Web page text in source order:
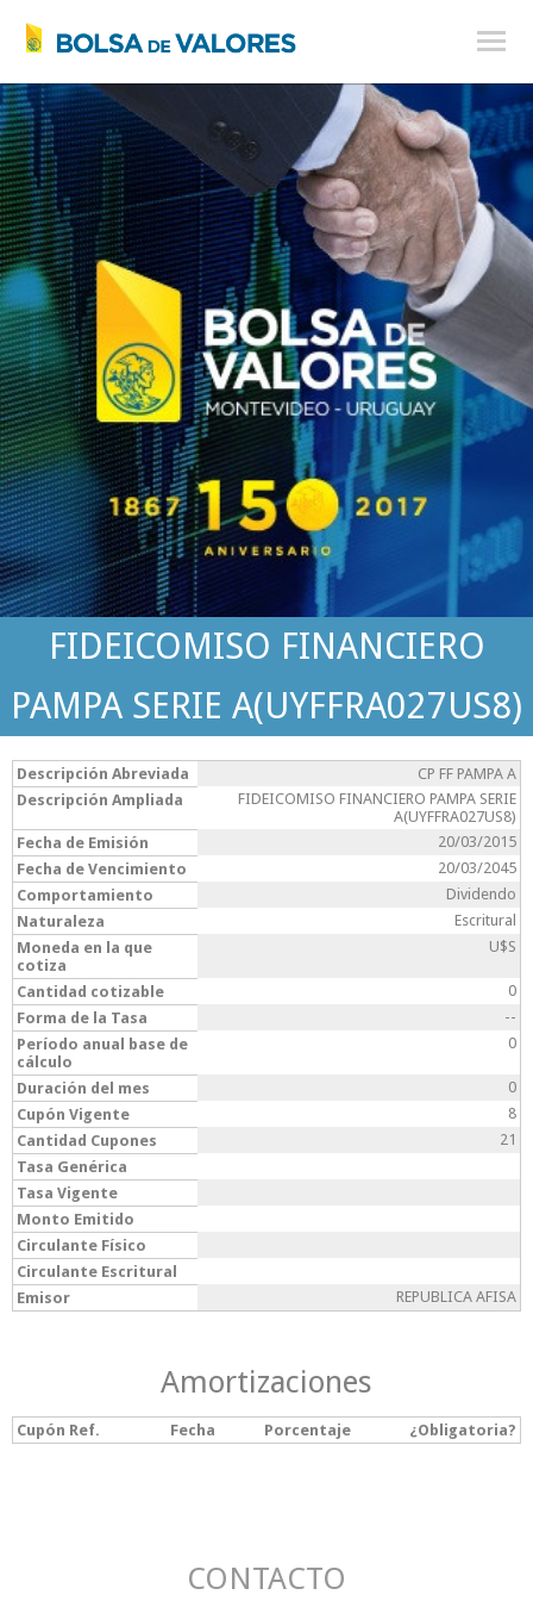
FIDEICOMISO FINANCIERO
PAMPA SERIE A(UYFFRA027US8)
Descripción Abreviada
CP FF PAMPA A
Descripción Ampliada
FIDEICOMISO FINANCIERO PAMPA SERIE
A(UYFFRA027US8)
Fecha de Emisión
20/03/2015
Fecha de Vencimiento
20/03/2045
Comportamiento
Dividendo
Naturaleza
Escritural
Moneda en la que
cotiza
U$S
Cantidad cotizable
0
Forma de la Tasa
--
Período anual base de
cálculo
0
Duración del mes
0
Cupón Vigente
8
Cantidad Cupones
21
Tasa Genérica
Tasa Vigente
Monto Emitido
Circulante Físico
Circulante Escritural
Emisor
REPUBLICA AFISA
Amortizaciones
Cupón Ref. Fecha Porcentaje ¿Obligatoria?
CONTACTO